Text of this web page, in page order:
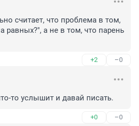
считает, что проблема в том,
равных?", а не в том, что парень
+2 –0
то услышит и давай писать.
+0 –0